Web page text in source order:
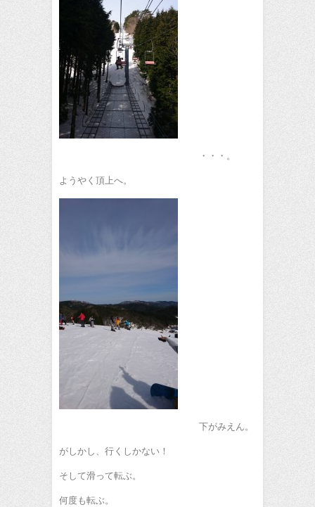
・・・。
ようやく頂上へ。
下がみえん。
がしかし、行くしかない！
そして滑って転ぶ。
何度も転ぶ。